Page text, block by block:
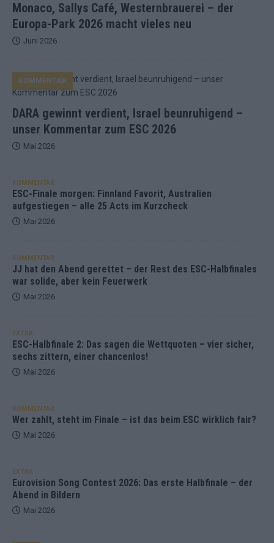
Monaco, Sallys Café, Westernbrauerei – der
Europa-Park 2026 macht vieles neu
Juni 2026
DARA gewinnt verdient, Israel beunruhigend –
unser Kommentar zum ESC 2026
KOMMENTAR
Mai 2026
KOMMENTAR
ESC-Finale morgen: Finnland Favorit, Australien
aufgestiegen – alle 25 Acts im Kurzcheck
Mai 2026
KOMMENTAR
JJ hat den Abend gerettet – der Rest des ESC-Halbfinales
war solide, aber kein Feuerwerk
Mai 2026
EXTRA
ESC-Halbfinale 2: Das sagen die Wettquoten – vier sicher,
sechs zittern, einer chancenlos!
Mai 2026
KOMMENTAR
Wer zahlt, steht im Finale – ist das beim ESC wirklich fair?
Mai 2026
EXTRA
Eurovision Song Contest 2026: Das erste Halbfinale – der
Abend in Bildern
Mai 2026